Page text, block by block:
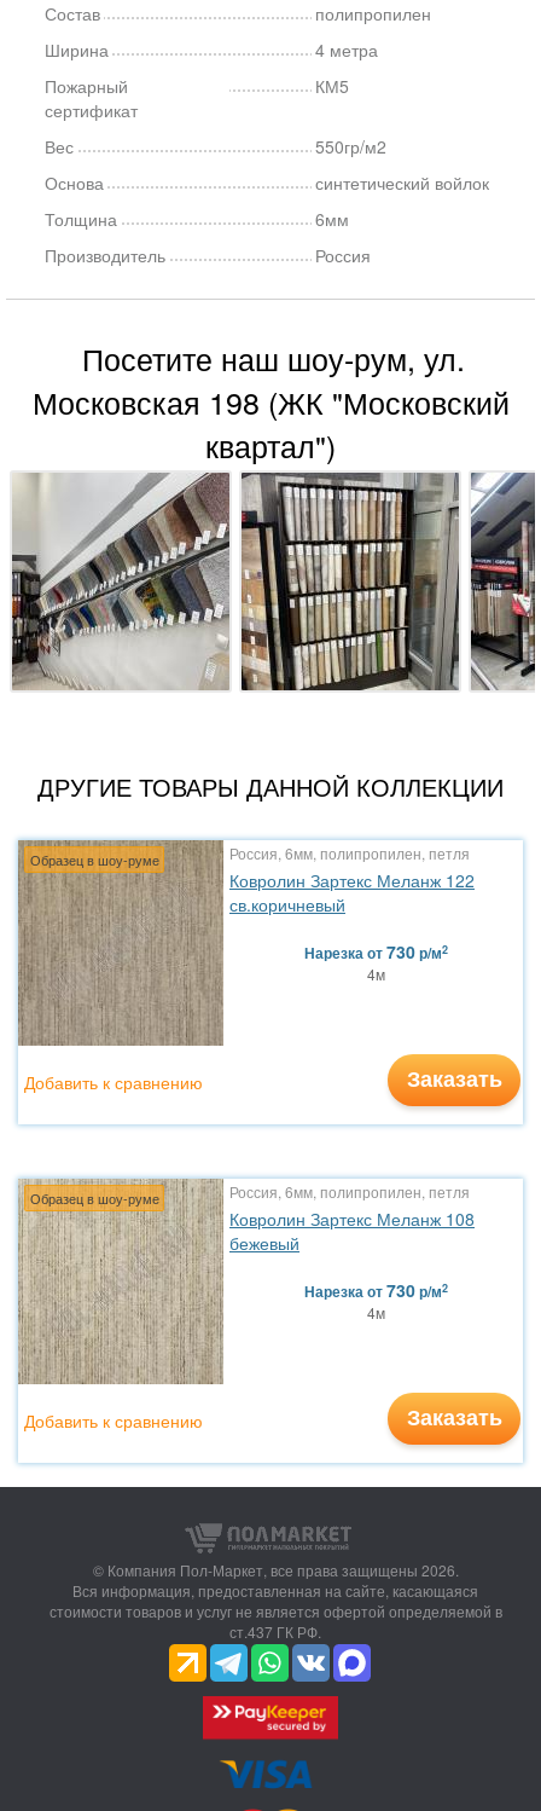
Состав
полипропилен
Ширина
4 метра
Пожарный
сертификат
КМ5
Вес
550гр/м2
Основа
синтетический войлок
Толщина
6мм
Производитель
Россия
Посетите наш шоу-рум, ул.
Московская 198 (ЖК "Московский
квартал")
ДРУГИЕ ТОВАРЫ ДАННОЙ КОЛЛЕКЦИИ
Образец в шоу-руме Россия, 6мм, полипропилен, петля
Ковролин Зартекс Меланж 122
св.коричневый
Нарезкаот730р/м2
4м
Заказать
Добавить к сравнению
Образец в шоу-руме Россия, 6мм, полипропилен, петля
Ковролин Зартекс Меланж 108
бежевый
Нарезкаот730р/м2
4м
Заказать
Добавить к сравнению
© Компания Пол-Маркет, все права защищены 2026.
Вся информация, предоставленная на сайте, касающаяся
стоимости товаров и услуг не является офертой определяемой в
ст.437 ГК РФ.